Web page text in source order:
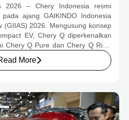
HARGA SPESIAL
2026 – Chery Indonesia resmi
ajang GAIKINDO Indonesia
(GIIAS) 2026. Mengusung konsep
EV, Chery Q diperkenalkan
Chery Q Pure dan Chery Q Rizz,
kebutuhan mobilitas serta
berbeda.
More